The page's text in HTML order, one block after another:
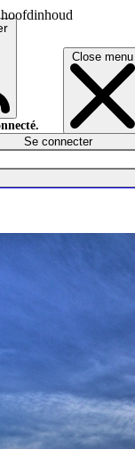
Close menu
Se connecter